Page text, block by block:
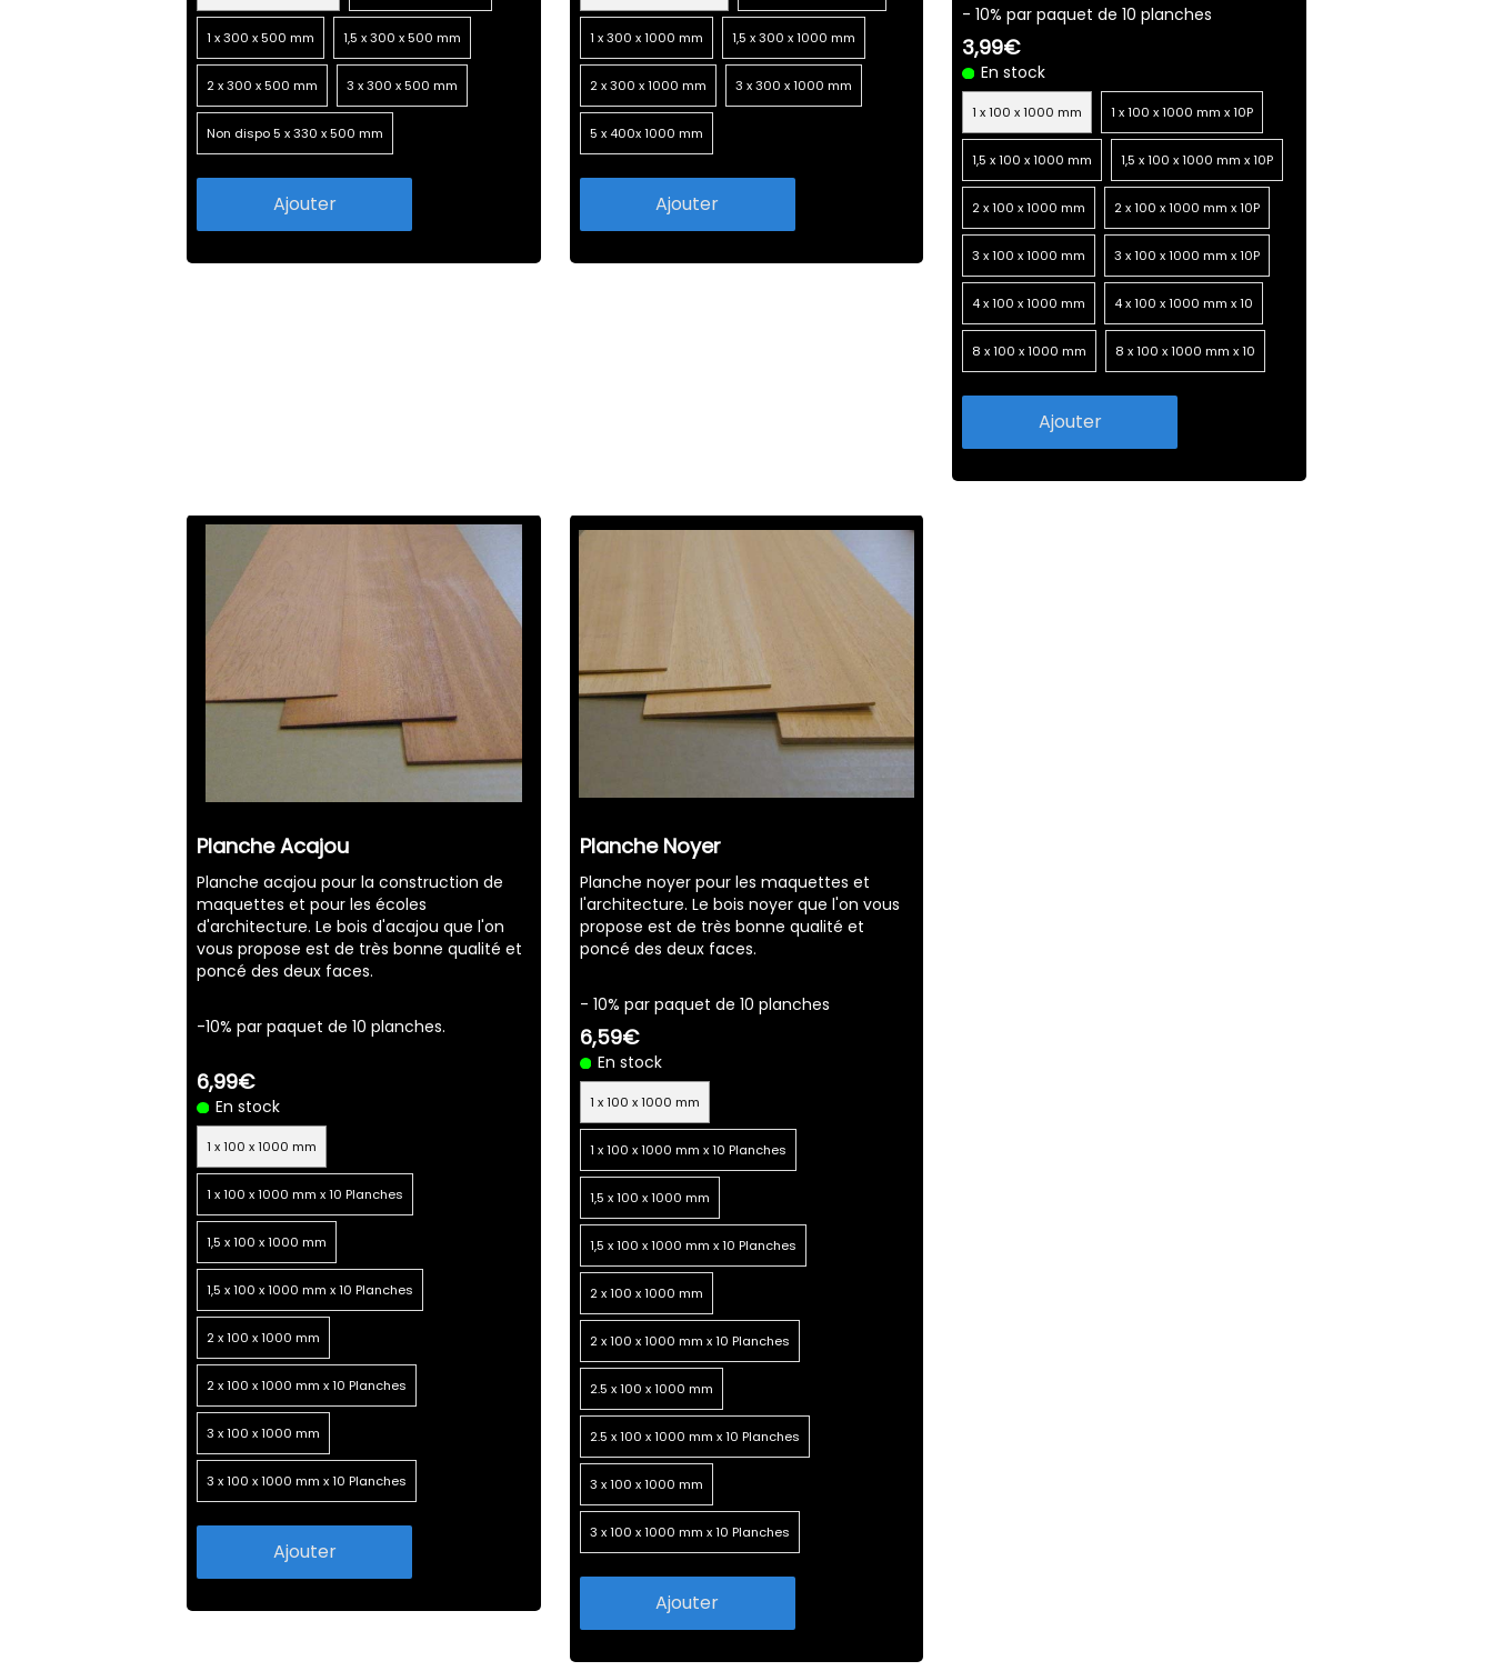
1 x 300 x 500 mm 1,5 x 300 x 500 mm
2 x 300 x 500 mm 3 x 300 x 500 mm
Non dispo 5 x 330 x 500 mm
Ajouter
1 x 300 x 1000 mm 1,5 x 300 x 1000 mm
2 x 300 x 1000 mm 3 x 300 x 1000 mm
5 x 400x 1000 mm
Ajouter
- 10% par paquet de 10 planches
3,99€
En stock
1 x 100 x 1000 mm 1 x 100 x 1000 mm x 10P
1,5 x 100 x 1000 mm 1,5 x 100 x 1000 mm x 10P
2 x 100 x 1000 mm 2 x 100 x 1000 mm x 10P
3 x 100 x 1000 mm 3 x 100 x 1000 mm x 10P
4 x 100 x 1000 mm 4 x 100 x 1000 mm x 10
8 x 100 x 1000 mm 8 x 100 x 1000 mm x 10
Ajouter
Planche Acajou
Planche acajou pour la construction de
maquettes et pour les écoles
d'architecture. Le bois d'acajou que l'on
vous propose est de très bonne qualité et
poncé des deux faces.
-10% par paquet de 10 planches.
6,99€
En stock
1 x 100 x 1000 mm
1 x 100 x 1000 mm x 10 Planches
1,5 x 100 x 1000 mm
1,5 x 100 x 1000 mm x 10 Planches
2 x 100 x 1000 mm
2 x 100 x 1000 mm x 10 Planches
3 x 100 x 1000 mm
3 x 100 x 1000 mm x 10 Planches
Ajouter
Planche Noyer
Planche noyer pour les maquettes et
l'architecture. Le bois noyer que l'on vous
propose est de très bonne qualité et
poncé des deux faces.
- 10% par paquet de 10 planches
6,59€
En stock
1 x 100 x 1000 mm
1 x 100 x 1000 mm x 10 Planches
1,5 x 100 x 1000 mm
1,5 x 100 x 1000 mm x 10 Planches
2 x 100 x 1000 mm
2 x 100 x 1000 mm x 10 Planches
2.5 x 100 x 1000 mm
2.5 x 100 x 1000 mm x 10 Planches
3 x 100 x 1000 mm
3 x 100 x 1000 mm x 10 Planches
Ajouter